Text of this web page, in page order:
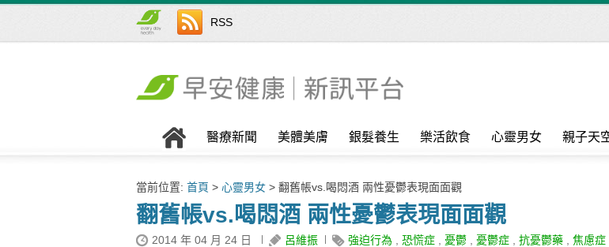
RSS
醫療新聞 美體美膚 銀髮養生 樂活飲食 心靈男女 親子天
當前位置: 首頁 > 心靈男女 > 翻舊帳vs.喝悶酒 兩性憂鬱表現面面觀
翻舊帳vs.喝悶酒 兩性憂鬱表現面面觀
2014 年 04 月 24 日 呂維振 強迫行為 恐慌症 憂鬱 憂鬱症 抗憂鬱藥 焦慮症